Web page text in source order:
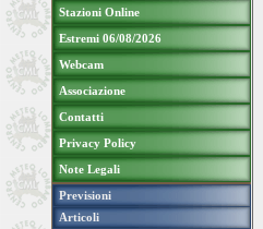
Stazioni Online
Estremi 06/08/2026
Webcam
Associazione
Contatti
Privacy Policy
Note Legali
Previsioni
Articoli